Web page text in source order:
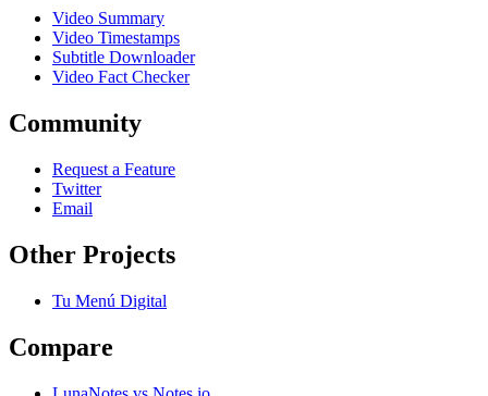
Video Summary
Video Timestamps
Subtitle Downloader
Video Fact Checker
Community
Request a Feature
Twitter
Email
Other Projects
Tu Menú Digital
Compare